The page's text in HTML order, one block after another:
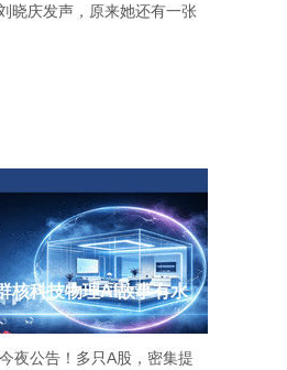
晓庆发声，原来她还有一张
核科技物理AI故事有水
夜公告！多只A股，密集提